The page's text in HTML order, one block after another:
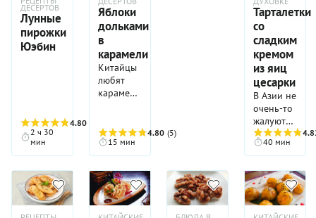
ДЕСЕРТОВ
Лунные
пирожки
Юэбин
4.80
2 ч 30
мин
Яблоки
дольками
в
карамели
Китайцы
любят
карамелизовать
от мяса и
закнчивая
фруктами
и рехами.
Яблоки в
карамели
- один из
4.80 (5)
15 мин
Тарталетки
со
сладким
кремом
из яиц
цесарки
В Азии не
очень-то
жалуют
десерты.
Но в
некоторых
странах,
где
смешалось
несколько
40 мин